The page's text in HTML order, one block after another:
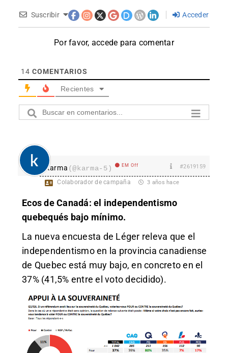
Suscribir Acceder
Por favor, accede para comentar
14 COMENTARIOS
Recientes
karma (@karma-5) EM Off #2619159
Colaborador de campaña 3 años hace
Ecos de Canadá: el independentismo
quebequés bajo mínimo.
La nueva encuesta de Léger releva que el
independentismo en la provincia canadiense
de Quebec está muy bajo, en concreto en el
37% (41,5% entre el voto decidido).